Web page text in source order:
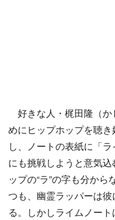
好きな人・梶田隆（か
めにヒップホップを聴
し、ノートの表紙に「
にも挑戦しようと意気込
ップの“ラ”の字も分か
つも、幽霊ラッパーは
る。しかしライムノー